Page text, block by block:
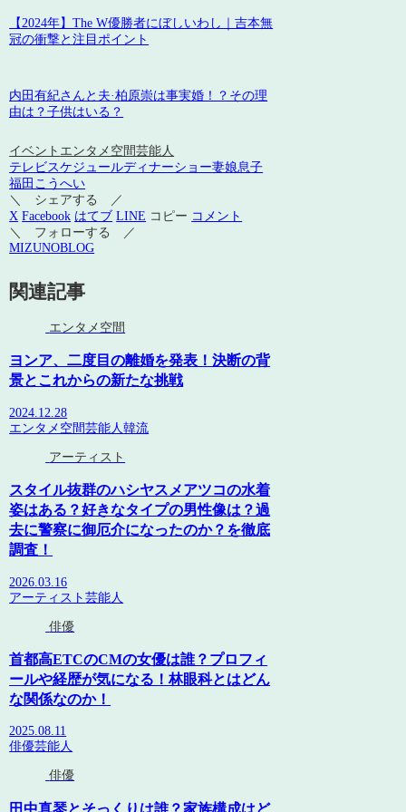
【2024年】The W優勝者にぼしいわし｜吉本無
冠の衝撃と注目ポイント
内田有紀さんと夫·柏原崇は事実婚！？その理
由は？子供はいる？
イベント エンタメ空間芸能人
テレビスケジュールディナーショー妻娘息子
福田こうへい
＼ シェアする ／
X Facebook はてブ LINE コピー コメント
＼ フォローする ／
MIZUNOBLOG
関連記事
エンタメ空間
ヨンア、二度目の離婚を発表！決断の背
景とこれからの新たな挑戦
2024.12.28
エンタメ空間芸能人韓流
アーティスト
スタイル抜群のハシヤスメアツコの水着
姿はある？好きなタイプの男性像は？過
去に警察に御厄介になったのか？を徹底
調査！
2026.03.16
アーティスト芸能人
俳優
首都高ETCのCMの女優は誰？プロフィ
ールや経歴が気になる！林眼科とはどん
な関係なのか！
2025.08.11
俳優芸能人
俳優
田中真琴とそっくりは誰？家族構成はど